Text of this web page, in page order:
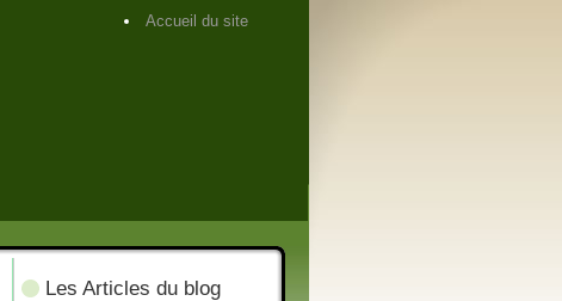
Accueil du site
Les Articles du blog